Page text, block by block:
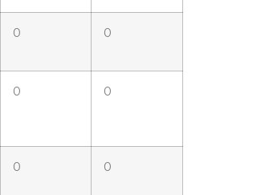
0 0
0 0
0 0